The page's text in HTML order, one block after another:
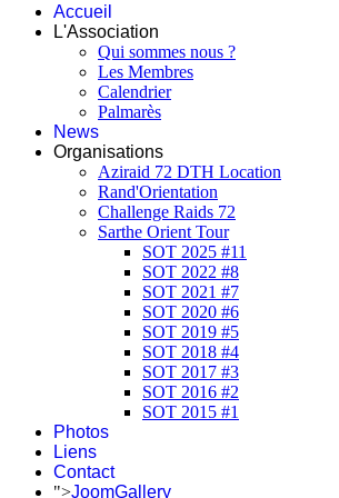
Accueil
L'Association
Qui sommes nous ?
Les Membres
Calendrier
Palmarès
News
Organisations
Aziraid 72 DTH Location
Rand'Orientation
Challenge Raids 72
Sarthe Orient Tour
SOT 2025 #11
SOT 2022 #8
SOT 2021 #7
SOT 2020 #6
SOT 2019 #5
SOT 2018 #4
SOT 2017 #3
SOT 2016 #2
SOT 2015 #1
Photos
Liens
Contact
">JoomGallery